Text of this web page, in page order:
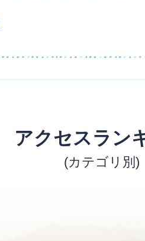
アクセスラン
(カテゴリ別)